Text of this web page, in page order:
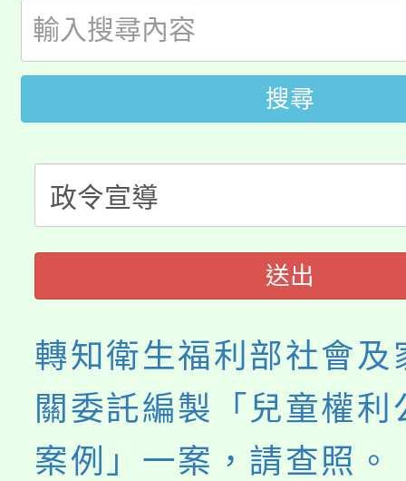
代理(課)教師甄選結果(
公告本校115學年度第
代理(課)教師甄選結果(
轉知中國文化大學推廣
《TA101》溝通分析基
程，歡迎學生輔導中心
心理、諮商輔導、社會
系所師生報名參加。
轉知苗栗縣政府辦理
縣市「校園短影音徵選
門員」簡章及活動海報
踴躍報名參加。
桃園市115學年度學生
要點
「桃園市補助參觀特色
展演活動實施計畫」
115年度「教育部表揚
義教育推展貢獻獎」
搜尋
送出
轉知衛生福利部社會及
關委託編製「兒童權利
案例」一案，請查照。